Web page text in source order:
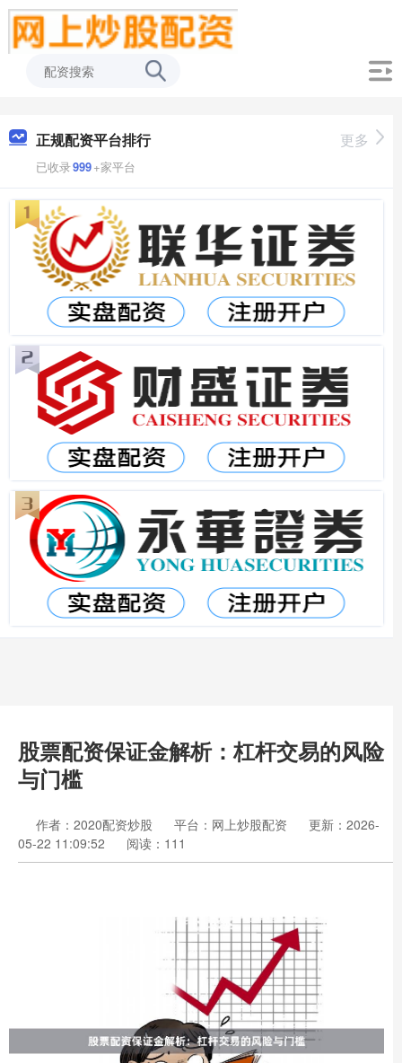
正规配资平台排行
已收录999+家平台
更多
股票配资保证金解析：杠杆交易的风险
与门槛
作者：2020配资炒股 平台：网上炒股配资
更新：2026-
05-22 11:09:52
阅读：111